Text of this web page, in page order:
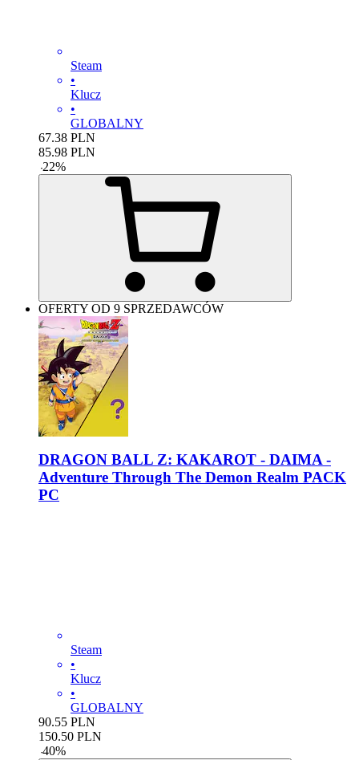
Steam
•
Klucz
•
GLOBALNY
67.38 PLN
85.98 PLN
-22%
OFERTY OD 9 SPRZEDAWCÓW
DRAGON BALL Z: KAKAROT - DAIMA -
Adventure Through The Demon Realm PACK
PC
Steam
•
Klucz
•
GLOBALNY
90.55 PLN
150.50 PLN
-40%